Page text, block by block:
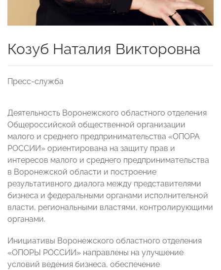
Козуб Наталия Викторовна
Пресс-служба
Деятельность Воронежского областного отделения
Общероссийской общественной организации
малого и среднего предпринимательства «ОПОРА
РОССИИ» ориентирована на защиту прав и
интересов малого и среднего предпринимательства
в Воронежской области и построение
результативного диалога между представителями
бизнеса и федеральными органами исполнительной
власти, региональными властями, контролирующими
органами.
Инициативы Воронежского областного отделения
«ОПОРЫ РОССИИ» направлены на улучшение
условий ведения бизнеса, обеспечение